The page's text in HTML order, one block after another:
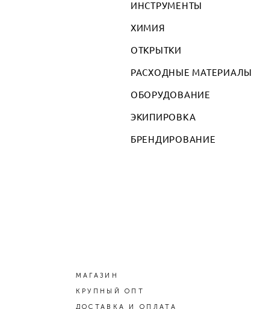
ИНСТРУМЕНТЫ
ХИМИЯ
ОТКРЫТКИ
РАСХОДНЫЕ МАТЕРИАЛЫ
ОБОРУДОВАНИЕ
ЭКИПИРОВКА
БРЕНДИРОВАНИЕ
МАГАЗИН
КРУПНЫЙ ОПТ
ДОСТАВКА И ОПЛАТА